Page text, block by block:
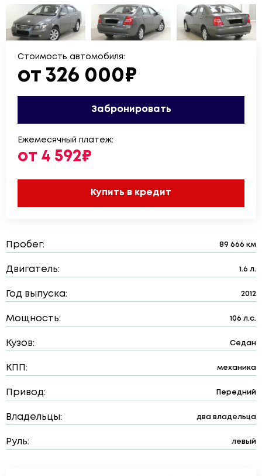
Стоимость автомобиля:
от 326 000₽
Забронировать
Ежемесячный платеж:
от 4 592₽
Купить в кредит
Пробег: 89 666 км
Двигатель: 1.6 л.
Год выпуска: 2012
Мощность: 106 л.с.
Кузов: Седан
КПП: механика
Привод: Передний
Владельцы: два владельца
Руль: левый